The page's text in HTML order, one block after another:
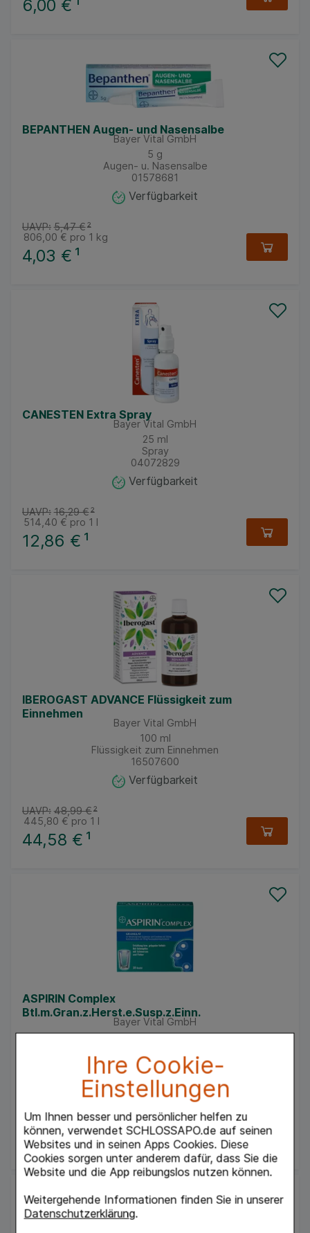
Ihre Cookie-
Einstellungen
Um Ihnen besser und persönlicher helfen zu
können, verwendet SCHLOSSAPO.de auf seinen
Websites und in seinen Apps Cookies. Diese
Cookies sorgen unter anderem dafür, dass Sie die
Website und die App reibungslos nutzen können.
Weitergehende Informationen finden Sie in unserer
Datenschutzerklärung.
6,00 € ¹
BEPANTHEN Augen- und Nasensalbe
Bayer Vital GmbH
5 g
Augen- u. Nasensalbe
01578681
Verfügbarkeit
4,03 € ¹
UAVP: 5,47 €²
806,00 € pro 1 kg
CANESTEN Extra Spray
Bayer Vital GmbH
25 ml
Spray
04072829
Verfügbarkeit
12,86 € ¹
UAVP: 16,29 €²
514,40 € pro 1 l
IBEROGAST ADVANCE Flüssigkeit zum
Einnehmen
Bayer Vital GmbH
100 ml
Flüssigkeit zum Einnehmen
16507600
Verfügbarkeit
44,58 € ¹
UAVP: 48,99 €²
445,80 € pro 1 l
ASPIRIN Complex
Btl.m.Gran.z.Herst.e.Susp.z.Einn.
Bayer Vital GmbH
10St
Einnehmen
03227112
Verfügbarkeit
8,03 €¹
UAVP: 12,19 €²